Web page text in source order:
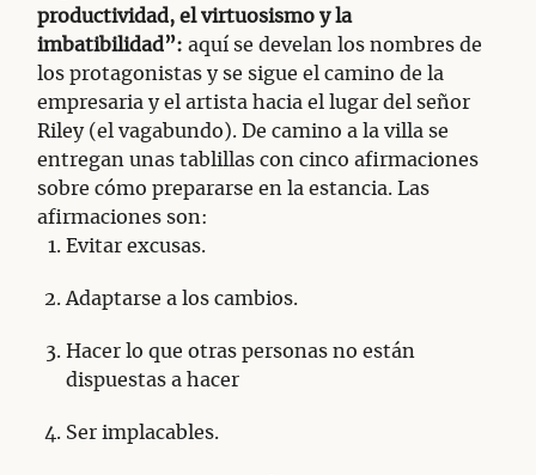
productividad, el virtuosismo y la
imbatibilidad”: aquí se develan los nombres de
los protagonistas y se sigue el camino de la
empresaria y el artista hacia el lugar del señor
Riley (el vagabundo). De camino a la villa se
entregan unas tablillas con cinco afirmaciones
sobre cómo prepararse en la estancia. Las
afirmaciones son:
Evitar excusas.
Adaptarse a los cambios.
Hacer lo que otras personas no están
dispuestas a hacer
Ser implacables.